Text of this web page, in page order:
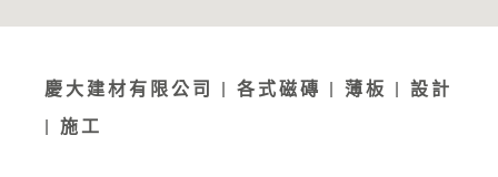
慶大建材有限公司 | 各式磁磚 | 薄板 | 設計
| 施工